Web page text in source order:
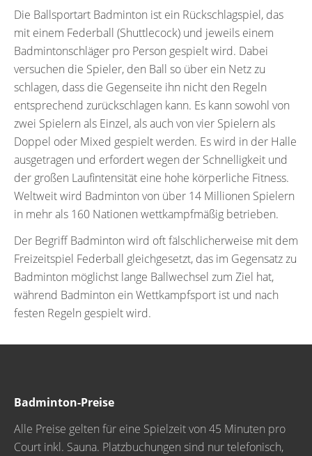
Die Ballsportart Badminton ist ein Rückschlagspiel, das
mit einem Federball (Shuttlecock) und jeweils einem
Badmintonschläger pro Person gespielt wird. Dabei
versuchen die Spieler, den Ball so über ein Netz zu
schlagen, dass die Gegenseite ihn nicht den Regeln
entsprechend zurückschlagen kann. Es kann sowohl von
zwei Spielern als Einzel, als auch von vier Spielern als
Doppel oder Mixed gespielt werden. Es wird in der Halle
ausgetragen und erfordert wegen der Schnelligkeit und
der großen Laufintensität eine hohe körperliche Fitness.
Weltweit wird Badminton von über 14 Millionen Spielern
in mehr als 160 Nationen wettkampfmäßig betrieben.
Der Begriff Badminton wird oft fälschlicherweise mit dem
Freizeitspiel Federball gleichgesetzt, das im Gegensatz zu
Badminton möglichst lange Ballwechsel zum Ziel hat,
während Badminton ein Wettkampfsport ist und nach
festen Regeln gespielt wird.
Badminton-Preise
Alle Preise gelten für eine Spielzeit von 45 Minuten pro
Court inkl. Sauna. Platzbuchungen sind nur telefonisch,